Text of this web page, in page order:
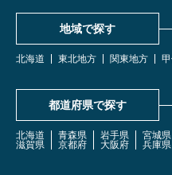
地域で探す
北海道 東北地方 関東地方
都道府県で探す
北海道 青森県 岩手県 宮城県
滋賀県
京都府 大阪府 兵庫県